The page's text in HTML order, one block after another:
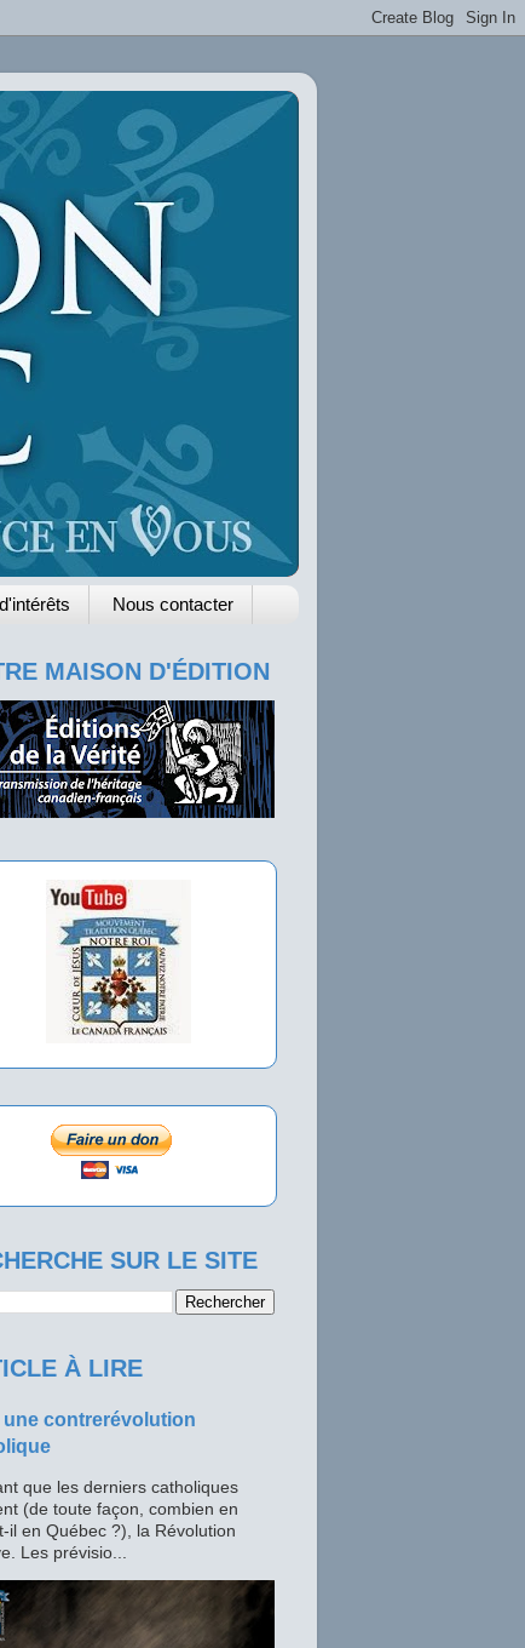
Nous contacter
MAISON D'ÉDITION
SUR LE SITE
À LIRE
une contrerévolution
que les derniers catholiques
(de toute façon, combien en
il en Québec ?), la Révolution
Les prévisio...